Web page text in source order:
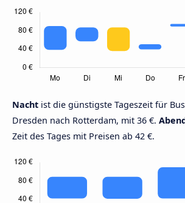
Nacht ist die günstigste Tageszeit für
Dresden nach Rotterdam, mit 36 €.
Zeit des Tages mit Preisen ab 42 €.